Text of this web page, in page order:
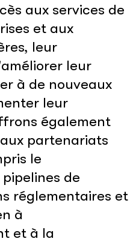
aux services de
et aux
leur
leur
à de nouveaux
leur
également
partenariats
le
de
réglementaires et
à
et à la